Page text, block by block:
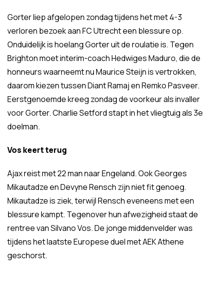
Gorter liep afgelopen zondag tijdens het met 4-3
verloren bezoek aan FC Utrecht een blessure op.
Onduidelijk is hoelang Gorter uit de roulatie is. Tegen
Brighton moet interim-coach Hedwiges Maduro, die de
honneurs waarneemt nu Maurice Steijn is vertrokken,
daarom kiezen tussen Diant Ramaj en Remko Pasveer.
Eerstgenoemde kreeg zondag de voorkeur als invaller
voor Gorter. Charlie Setford stapt in het vliegtuig als 3e
doelman.
Vos keert terug
Ajax reist met 22 man naar Engeland. Ook Georges
Mikautadze en Devyne Rensch zijn niet fit genoeg.
Mikautadze is ziek, terwijl Rensch eveneens met een
blessure kampt. Tegenover hun afwezigheid staat de
rentree van Silvano Vos. De jonge middenvelder was
tijdens het laatste Europese duel met AEK Athene
geschorst.